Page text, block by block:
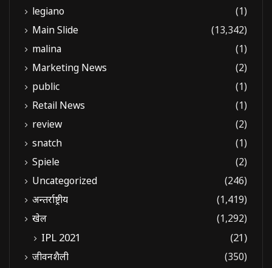
legiano
(1)
Main Slide
(13,342)
malina
(1)
Marketing News
(2)
public
(1)
Retail News
(1)
review
(2)
snatch
(1)
Spiele
(2)
Uncategorized
(246)
अन्तर्राष्ट्रीय
(1,419)
खेल
(1,292)
IPL 2021 (21)
जीवनशैली
(350)